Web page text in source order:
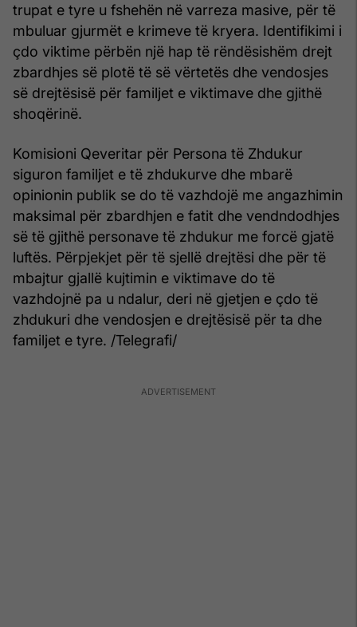
trupat e tyre u fshehën në varreza masive, për të
mbuluar gjurmët e krimeve të kryera. Identifikimi i
çdo viktime përbën një hap të rëndësishëm drejt
zbardhjes së plotë të së vërtetës dhe vendosjes
së drejtësisë për familjet e viktimave dhe gjithë
shoqërinë.
Komisioni Qeveritar për Persona të Zhdukur
siguron familjet e të zhdukurve dhe mbarë
opinionin publik se do të vazhdojë me angazhimin
maksimal për zbardhjen e fatit dhe vendndodhjes
së të gjithë personave të zhdukur me forcë gjatë
luftës. Përpjekjet për të sjellë drejtësi dhe për të
mbajtur gjallë kujtimin e viktimave do të
vazhdojnë pa u ndalur, deri në gjetjen e çdo të
zhdukuri dhe vendosjen e drejtësisë për ta dhe
familjet e tyre. /Telegrafi/